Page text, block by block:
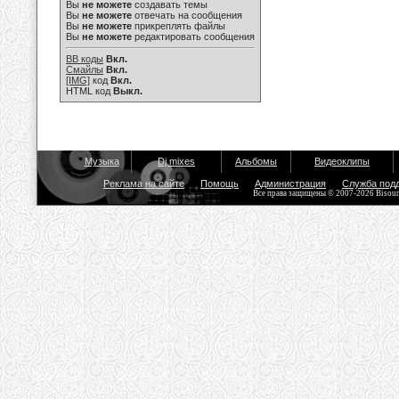
Вы не можете создавать темы
Вы не можете отвечать на сообщения
Вы не можете прикреплять файлы
Вы не можете редактировать сообщения
BB коды Вкл.
Смайлы Вкл.
[IMG] код Вкл.
HTML код Выкл.
Музыка Dj mixes Альбомы Видеоклипы
Реклама на сайте Помощь Администрация Служба
Все права защищены © 2007-2026